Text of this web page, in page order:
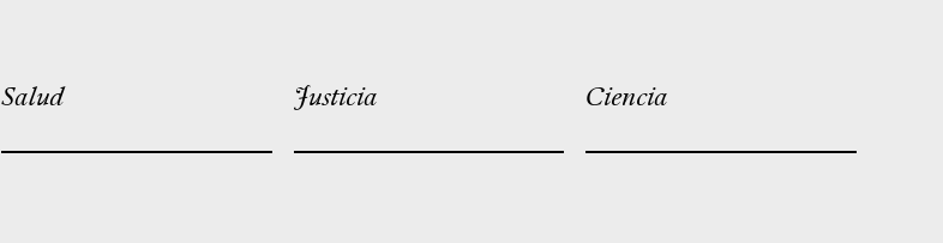
Salud Justicia Ciencia